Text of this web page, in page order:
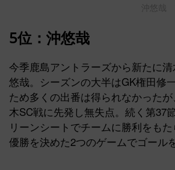
沖悠
5位：沖悠哉
今季鹿島アントラーズから新たに
悠哉。シーズンの大半はGK権田修
ため多くの出番は得られなかった
木SC戦に先発し無失点。続く第37
リーンシートでチームに勝利をも
優勝を決めた2つのゲームでゴール